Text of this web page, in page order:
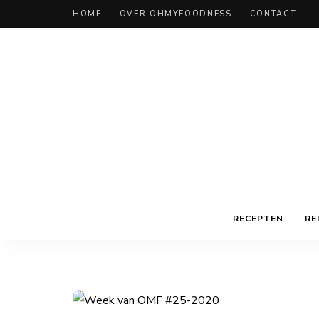
HOME OVER OHMYFOODNESS CONTACT
RECEPTEN